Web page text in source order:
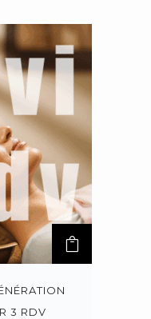
3 RDV